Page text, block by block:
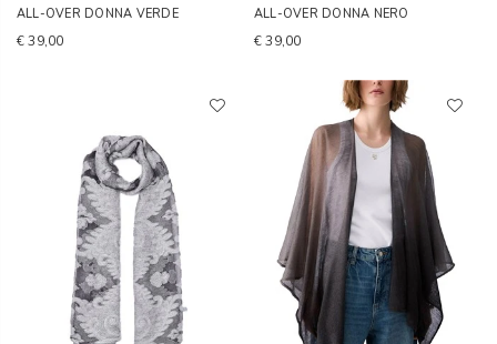
ALL-OVER DONNA VERDE
€ 39,00
ALL-OVER DONNA NERO
€ 39,00